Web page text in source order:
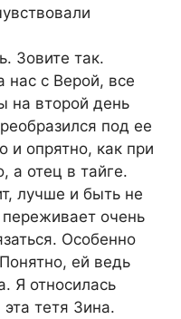
Зовите так.
нас с Верой, все
на второй день
под ее
и опрятно, как при
а отец в тайге.
лучше и быть не
очень
Особенно
ей ведь
Я относилась
тетя Зина.